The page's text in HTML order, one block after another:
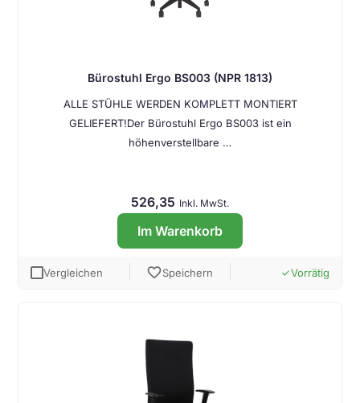
Bürostuhl Ergo BS003 (NPR 1813)
ALLE STÜHLE WERDEN KOMPLETT MONTIERT
GELIEFERT!Der Bürostuhl Ergo BS003 ist ein
höhenverstellbare …
526,35 Inkl. MwSt.
Im Warenkorb
Vergleichen favoriteSpeichern doneVorrätig